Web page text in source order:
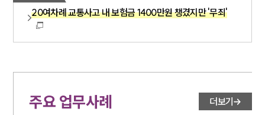
20여차례 교통사고 내 보험금 1400만원 챙겼지만 '무죄'
주요 업무사례 더보기